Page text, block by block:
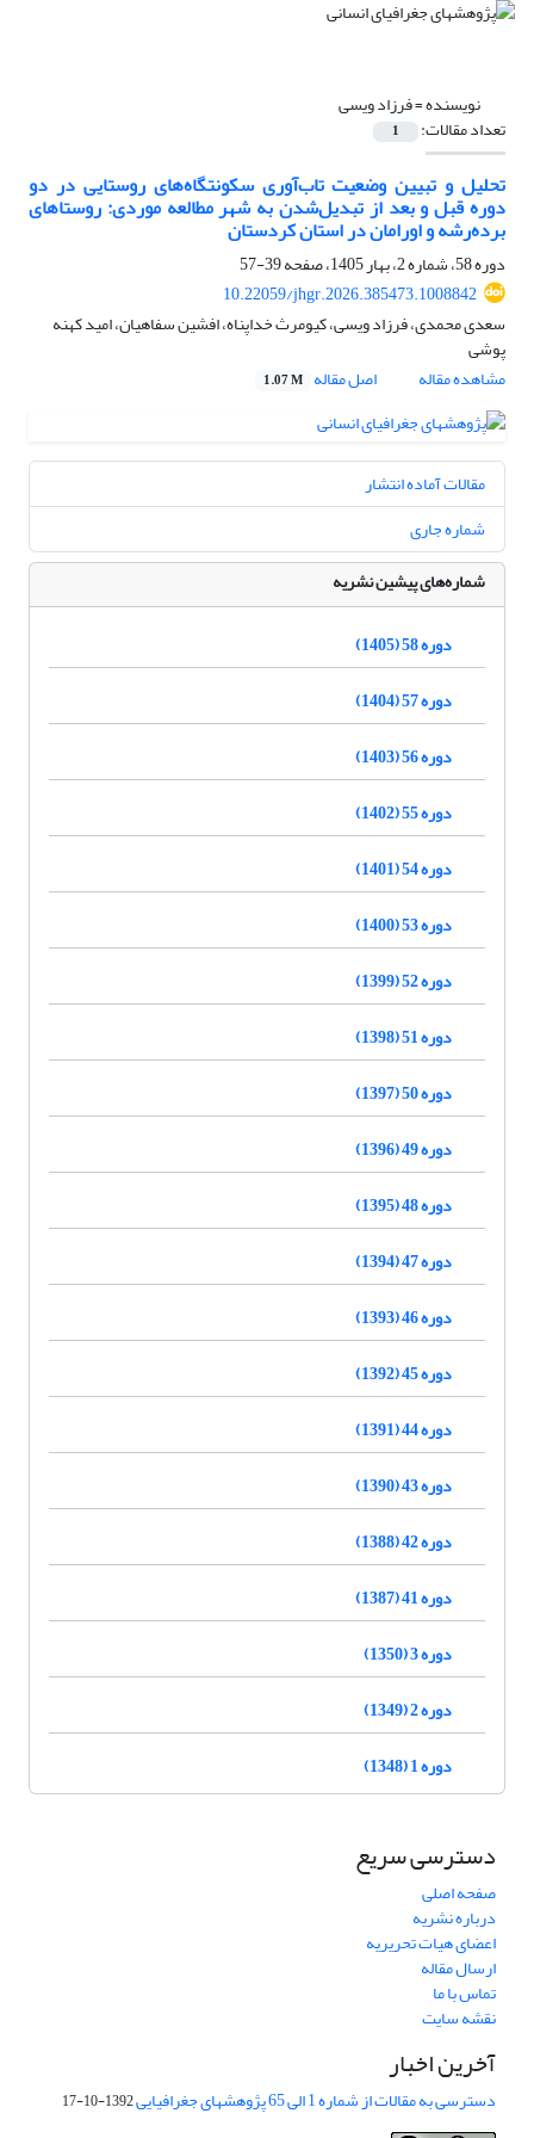
نویسنده =فرزاد ویسی
تعداد مقالات: 1
تحلیل و تبیین وضعیت تاب‌آوری سکونتگاه‌های روستایی در دو
دوره قبل و بعد از تبدیل‌شدن به شهر مطالعه موردی: روستاهای
برده‌رشه و اورامان در استان کردستان
دوره 58، شماره 2، بهار 1405، صفحه
39-57
10.22059/jhgr.2026.385473.1008842
سعدی محمدی، فرزاد ویسی، کیومرث خداپناه، افشین سفاهیان، امید کهنه
پوشی
مشاهده مقاله
اصل مقاله 1.07 M
مقالات آماده انتشار
شماره جاری
شماره‌های پیشین نشریه
دوره 58 (1405)
دوره 57 (1404)
دوره 56 (1403)
دوره 55 (1402)
دوره 54 (1401)
دوره 53 (1400)
دوره 52 (1399)
دوره 51 (1398)
دوره 50 (1397)
دوره 49 (1396)
دوره 48 (1395)
دوره 47 (1394)
دوره 46 (1393)
دوره 45 (1392)
دوره 44 (1391)
دوره 43 (1390)
دوره 42 (1388)
دوره 41 (1387)
دوره 3 (1350)
دوره 2 (1349)
دوره 1 (1348)
دسترسی سریع
صفحه اصلی
درباره نشریه
اعضای هیات تحریریه
ارسال مقاله
تماس با ما
نقشه سایت
آخرین اخبار
دسترسی به مقالات از شماره 1 الی 65 پژوهشهای جغرافیایی 1392-10-17